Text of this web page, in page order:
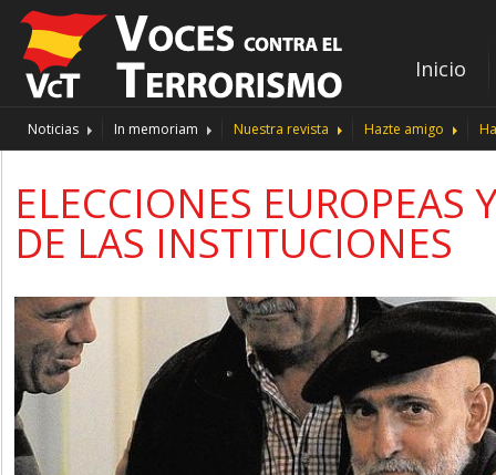
Inicio
Noticias In memoriam Nuestra revista Hazte amigo
ELECCIONES EUROPEAS
DE LAS INSTITUCIONES